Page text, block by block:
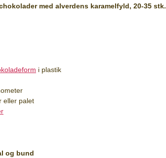
med alverdens karamelfyld, 20-35 stk.
i plastik
eller palet
og bund